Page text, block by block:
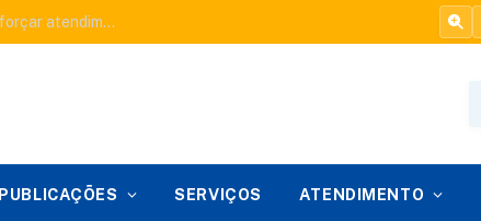
Murici dos Portelas recebe nova ambulância para reforçar atendimento do SAMU e fortalecer a saúde pública
PUBLICAÇÕES SERVIÇOS ATENDIMENTO